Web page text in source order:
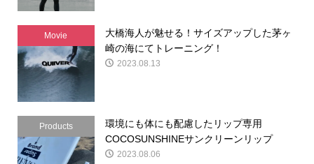
Movie
大橋海人が魅せる！サイズアップした茅ヶ
崎の海にてトレーニング！
2023.08.13
Products
環境にも体にも配慮したリップ専用
COCOSUNSHINEサンクリーンリップ
2023.08.06